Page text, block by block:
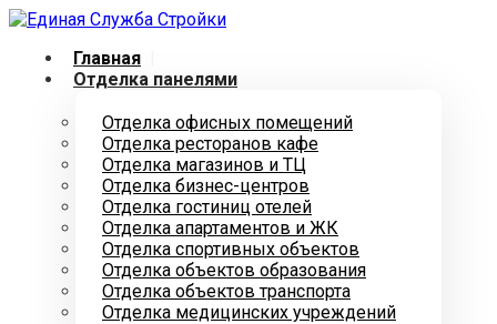
Главная
Отделка панелями
Отделка офисных помещений
Отделка ресторанов кафе
Отделка магазинов и ТЦ
Отделка бизнес-центров
Отделка гостиниц отелей
Отделка апартаментов и ЖК
Отделка спортивных объектов
Отделка объектов образования
Отделка объектов транспорта
Отделка медицинских учреждений